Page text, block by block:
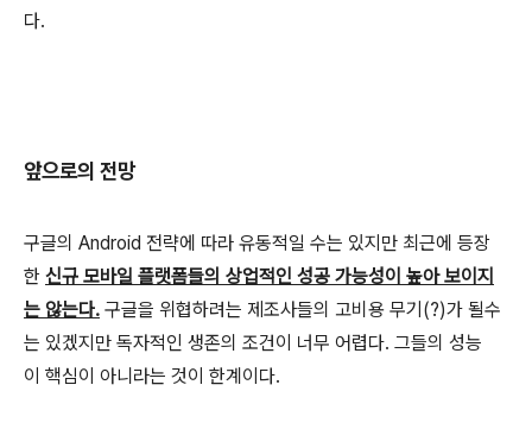
다.
앞으로의 전망
구글의 Android 전략에 따라 유동적일 수는 있지만 최근에 등장
한 신규 모바일 플랫폼들의 상업적인 성공 가능성이 높아 보이지
는 않는다. 구글을 위협하려는 제조사들의 고비용 무기(?)가 될수
는 있겠지만 독자적인 생존의 조건이 너무 어렵다. 그들의 성능
이 핵심이 아니라는 것이 한계이다.